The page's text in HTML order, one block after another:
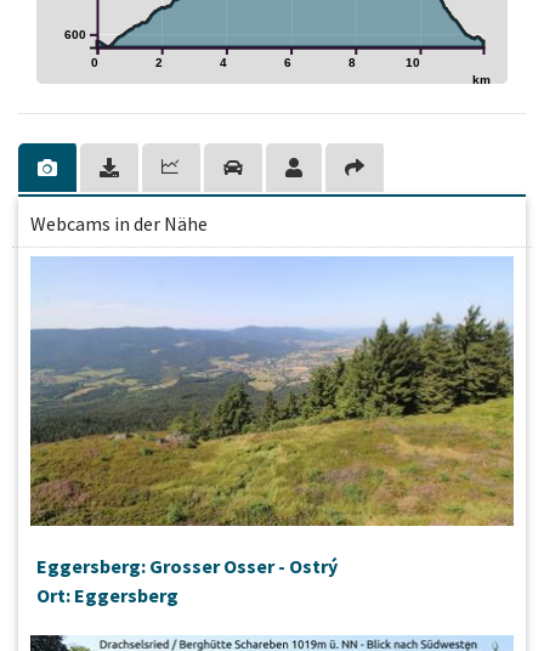
0 2 4 6 8 10
km
600
Webcams in der Nähe
Eggersberg: Grosser Osser - Ostrý
Ort: Eggersberg